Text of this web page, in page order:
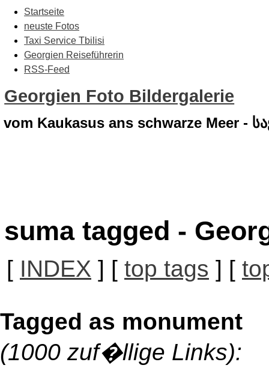
Startseite
neuste Fotos
Taxi Service Tbilisi
Georgien Reiseführerin
RSS-Feed
Georgien Foto Bildergalerie
vom Kaukasus ans schwarze Meer -
suma tagged -
[ INDEX ] [ top tags ] [
Tagged as monument
(1000 zuf�llige Links):